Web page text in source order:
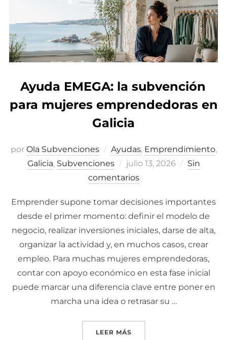
Ayuda EMEGA: la subvención
para mujeres emprendedoras en
Galicia
por Ola Subvenciones Ayudas, Emprendimiento,
Galicia, Subvenciones
Publicado
el
julio 13, 2026
Sin
comentarios
Emprender supone tomar decisiones importantes
desde el primer momento: definir el modelo de
negocio, realizar inversiones iniciales, darse de alta,
organizar la actividad y, en muchos casos, crear
empleo. Para muchas mujeres emprendedoras,
contar con apoyo económico en esta fase inicial
puede marcar una diferencia clave entre poner en
marcha una idea o retrasar su …
LEER MÁS